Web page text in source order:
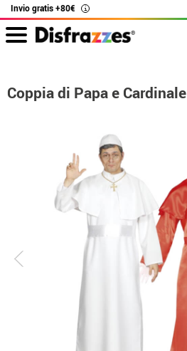
Invio gratis +80€ i
Coppia di Papa e Cardinale